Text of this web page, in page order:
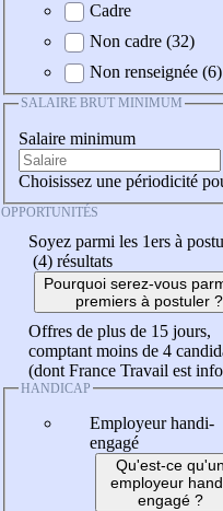
Cadre
Non cadre (32)
Non renseignée (6)
SALAIRE BRUT MINIMUM
Salaire minimum
Choisissez une périodicité
OPPORTUNITÉS
Soyez parmi les 1ers à
(4) résultats
Pourquoi serez-vous
premiers à postuler ?
Offres de plus de 15 jours,
comptant moins de 4
(dont France Travail est
HANDICAP
Employeur handi-
engagé
Qu'est-ce qu'un
employeur
engagé ?